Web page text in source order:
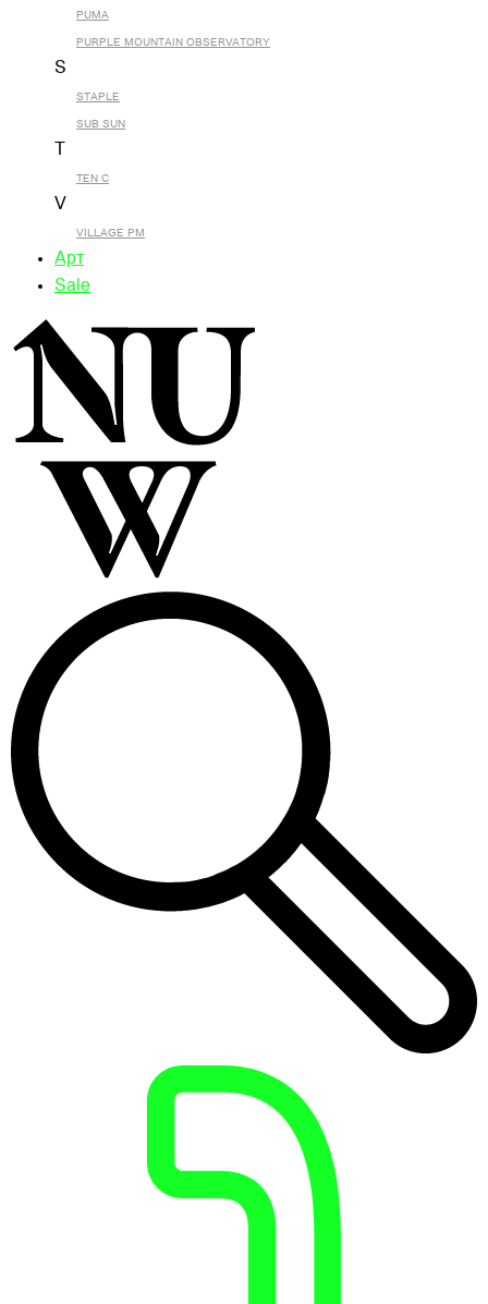
PUMA
PURPLE MOUNTAIN OBSERVATORY
S
STAPLE
SUB SUN
TEN C
V
VILLAGE PM
Арт
Sale